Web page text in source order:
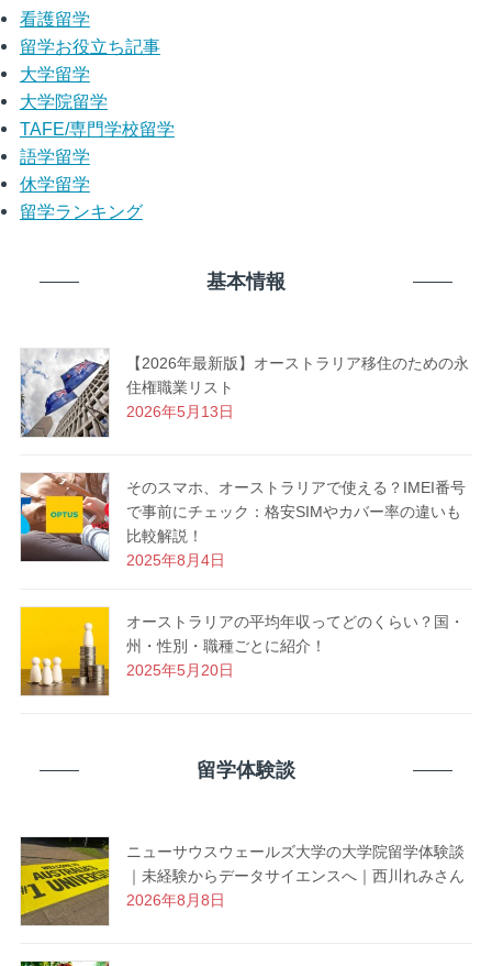
看護留学
留学お役立ち記事
大学留学
大学院留学
TAFE/専門学校留学
語学留学
休学留学
留学ランキング
基本情報
【2026年最新版】オーストラリア移住のための永
住権職業リスト
2026年5月13日
そのスマホ、オーストラリアで使える？IMEI番号
で事前にチェック：格安SIMやカバー率の違いも
比較解説！
2025年8月4日
オーストラリアの平均年収ってどのくらい？国・
州・性別・職種ごとに紹介！
2025年5月20日
留学体験談
ニューサウスウェールズ大学の大学院留学体験談
｜未経験からデータサイエンスへ｜西川れみさん
2026年8月8日